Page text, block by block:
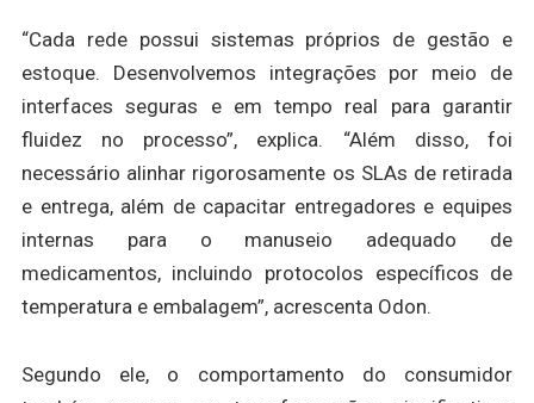
“Cada rede possui sistemas próprios de gestão e
estoque. Desenvolvemos integrações por meio de
interfaces seguras e em tempo real para garantir
fluidez no processo”, explica. “Além disso, foi
necessário alinhar rigorosamente os SLAs de retirada
e entrega, além de capacitar entregadores e equipes
internas para o manuseio adequado de
medicamentos, incluindo protocolos específicos de
temperatura e embalagem”, acrescenta Odon.
Segundo ele, o comportamento do consumidor